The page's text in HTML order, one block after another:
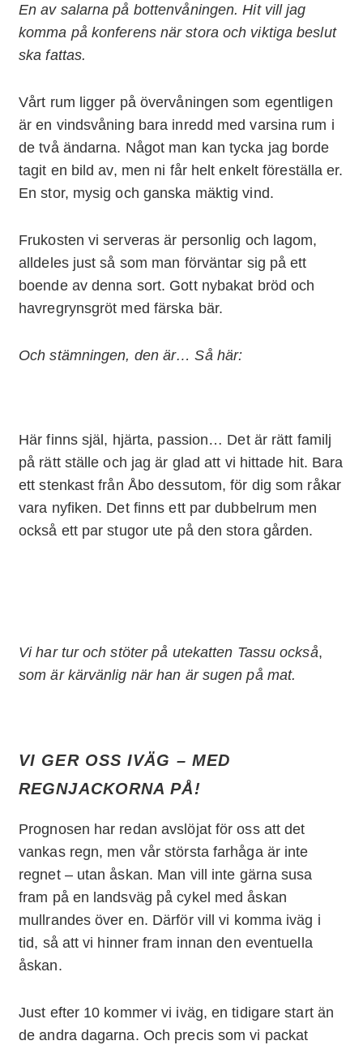
En av salarna på bottenvåningen. Hit vill jag
komma på konferens när stora och viktiga beslut
ska fattas.
Vårt rum ligger på övervåningen som egentligen
är en vindsvåning bara inredd med varsina rum i
de två ändarna. Något man kan tycka jag borde
tagit en bild av, men ni får helt enkelt föreställa er.
En stor, mysig och ganska mäktig vind.
Frukosten vi serveras är personlig och lagom,
alldeles just så som man förväntar sig på ett
boende av denna sort. Gott nybakat bröd och
havregrynsgröt med färska bär.
Och stämningen, den är… Så här:
Här finns själ, hjärta, passion… Det är rätt familj
på rätt ställe och jag är glad att vi hittade hit. Bara
ett stenkast från Åbo dessutom, för dig som råkar
vara nyfiken. Det finns ett par dubbelrum men
också ett par stugor ute på den stora gården.
Vi har tur och stöter på utekatten Tassu också,
som är kärvänlig när han är sugen på mat.
VI GER OSS IVÄG – MED
REGNJACKORNA PÅ!
Prognosen har redan avslöjat för oss att det
vankas regn, men vår största farhåga är inte
regnet – utan åskan. Man vill inte gärna susa
fram på en landsväg på cykel med åskan
mullrandes över en. Därför vill vi komma iväg i
tid, så att vi hinner fram innan den eventuella
åskan.
Just efter 10 kommer vi iväg, en tidigare start än
de andra dagarna. Och precis som vi packat